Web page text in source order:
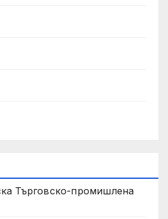
Търговско-промишлена